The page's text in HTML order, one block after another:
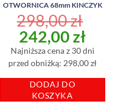
zł.
OTWORNICA 68mm KINCZYK
298,00zł
Pierwotna
cena
wynosiła:
298,00 zł.
242,00 zł
cena
Najniższa cena z 30 dni
przed obniżką: 298,00 zł
DODAJ DO
KOSZYKA